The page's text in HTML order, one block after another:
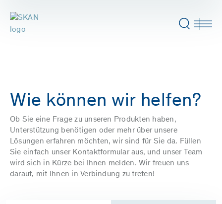
Wie können wir helfen?
Ob Sie eine Frage zu unseren Produkten haben,
Unterstützung benötigen oder mehr über unsere
Lösungen erfahren möchten, wir sind für Sie da. Füllen
Sie einfach unser Kontaktformular aus, und unser Team
wird sich in Kürze bei Ihnen melden. Wir freuen uns
darauf, mit Ihnen in Verbindung zu treten!